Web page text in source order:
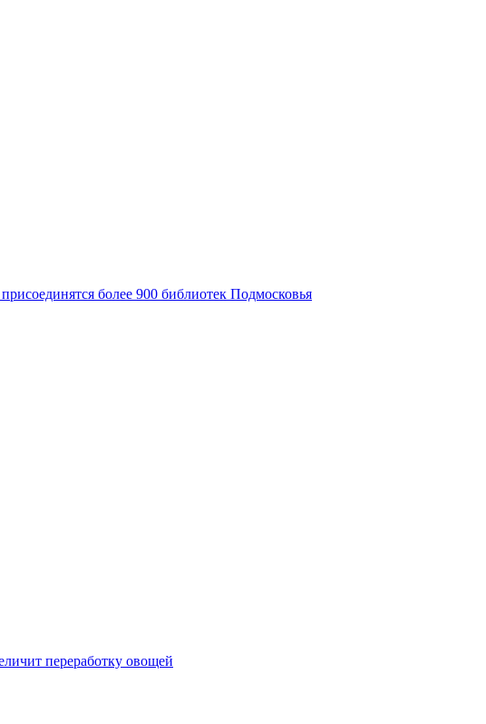
более 900 библиотек Подмосковья
переработку овощей